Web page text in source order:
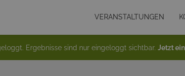
VERANSTALTUNGEN
Ergebnisse sind nur eingeloggt sichtbar. Jetzt